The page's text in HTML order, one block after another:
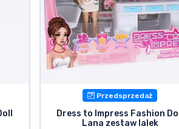
Przedsprzedaż
Dress to Impress Fashion Doll
Lana zestaw lalek